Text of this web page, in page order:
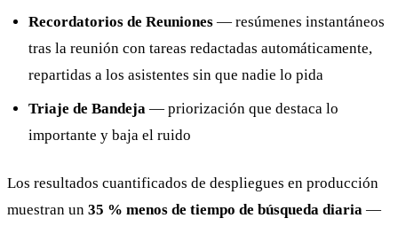
Recordatorios de Reuniones — resúmenes instantáneos
tras la reunión con tareas redactadas automáticamente,
repartidas a los asistentes sin que nadie lo pida
Triaje de Bandeja — priorización que destaca lo
importante y baja el ruido
Los resultados cuantificados de despliegues en producción
muestran un 35 % menos de tiempo de búsqueda diaria —